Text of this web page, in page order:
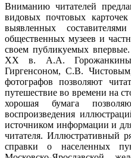
Вниманию читателей
видовых почтовых
выявленных
общественных музеев и
своем публикуемых
XX в. А.А.
Гиргенсоном, С.В.
фотографов позволяют
путешествие во времени на
хорошая бумага
воспроизведения
источником информации и
читателя. Иллюстративный
справки о населенных